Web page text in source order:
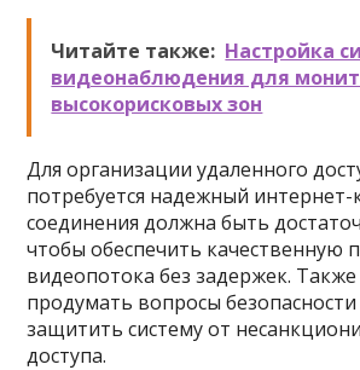
Читайте также: Настройка
видеонаблюдения для
высокорисковых зон
Для организации удаленного
потребуется надежный интернет-
соединения должна быть
чтобы обеспечить качественную
видеопотока без задержек. Также
продумать вопросы
защитить систему от
доступа.